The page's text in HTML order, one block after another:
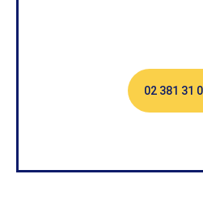
02 381 31